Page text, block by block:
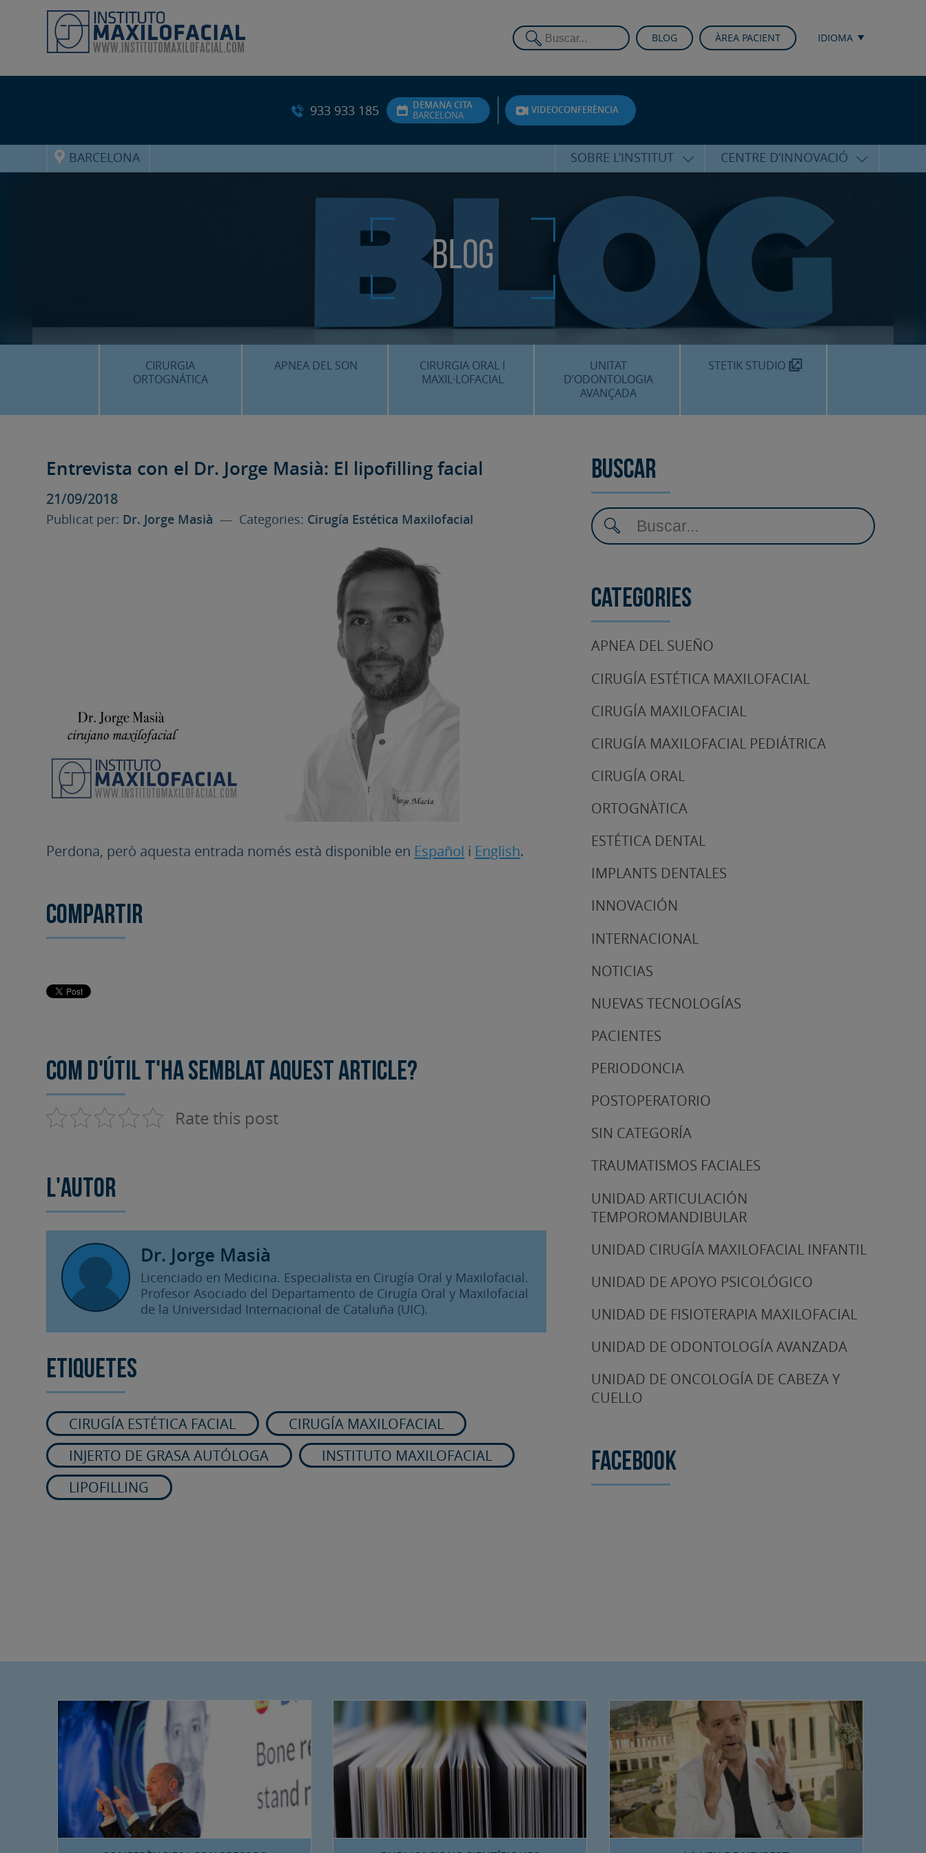
BLOG ÀREA PACIENT IDIOMA
933 933 185
DEMANA CITA
BARCELONA
VIDEOCONFERÈNCIA
BARCELONA SOBRE L’INSTITUT
ALFARO
ATENCIÓ PERSONALITZADA
UNITAT DE SUPORT
PSICOLÒGIC
SERVEIS INTERNACIONALS
CENTRE MÈDIC TEKNON
ON SOM?
CENTRE D’INNOVACIÓ
CONFERÈNCIES I CONGRESSOS
FORMACIÓ
PUBLICACIONS CIENTÍFIQUES
LA VEU DE L’EXPERT
Blog
CIRURGIA
ORTOGNÁTICA
CIRURGIA MÍNIMAMENT
INVASIVA
APNEA DEL SON
CIRURGIA ORAL I
MAXIL·LOFACIAL
UNITAT
D’ODONTOLOGIA
AVANÇADA
ALTRES PROCEDIMENTS
STETIK STUDIO
Entrevista con el Dr. Jorge Masià: El lipofilling facial
21/09/2018
Publicat per: Dr. Jorge Masià — Categories: Cirugía Estética Maxilofacial
Perdona, però aquesta entrada només està disponible en Español i English.
Compartir
Com d'útil t'ha semblat aquest article?
Rate this post
L'autor
Dr. Jorge Masià
Licenciado en Medicina. Especialista en Cirugía Oral y Maxilofacial.
Profesor Asociado del Departamento de Cirugía Oral y Maxilofacial
de la Universidad Internacional de Cataluña (UIC).
Etiquetes
CIRUGÍA ESTÉTICA FACIAL
CIRUGÍA MAXILOFACIAL
INJERTO DE GRASA AUTÓLOGA
INSTITUTO MAXILOFACIAL
LIPOFILLING
Buscar
Categories
APNEA DEL SUEÑO
CIRUGÍA ESTÉTICA MAXILOFACIAL
CIRUGÍA MAXILOFACIAL
CIRUGÍA MAXILOFACIAL PEDIÁTRICA
CIRUGÍA ORAL
ORTOGNÀTICA
ESTÉTICA DENTAL
IMPLANTS DENTALES
INNOVACIÓN
INTERNACIONAL
NOTICIAS
NUEVAS TECNOLOGÍAS
PACIENTES
PERIODONCIA
POSTOPERATORIO
SIN CATEGORÍA
TRAUMATISMOS FACIALES
UNIDAD ARTICULACIÓN
TEMPOROMANDIBULAR
UNIDAD CIRUGÍA MAXILOFACIAL INFANTIL
UNIDAD DE APOYO PSICOLÓGICO
UNIDAD DE FISIOTERAPIA MAXILOFACIAL
UNIDAD DE ODONTOLOGÍA AVANZADA
UNIDAD DE ONCOLOGÍA DE CABEZA Y
CUELLO
Facebook